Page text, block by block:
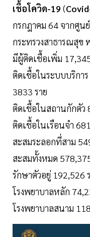
เชื้อโควิด-19 (
กรกฎาคม 64 จากศูน
กระทรวงสาธารณสุข
มีผู้ติดเชื้อเพิ่ม
ติดเชื้อในระบบบริกา
3833 ราย
ติดเชื้อในสถานกักตัว
ติดเชื้อในเรือนจำ
สะสมระลอกที่สาม
สะสมทั้งหมด
รักษาตัวอยู่ 192,526
โรงพยาบาลหลัก
โรงพยาบาลสนาม